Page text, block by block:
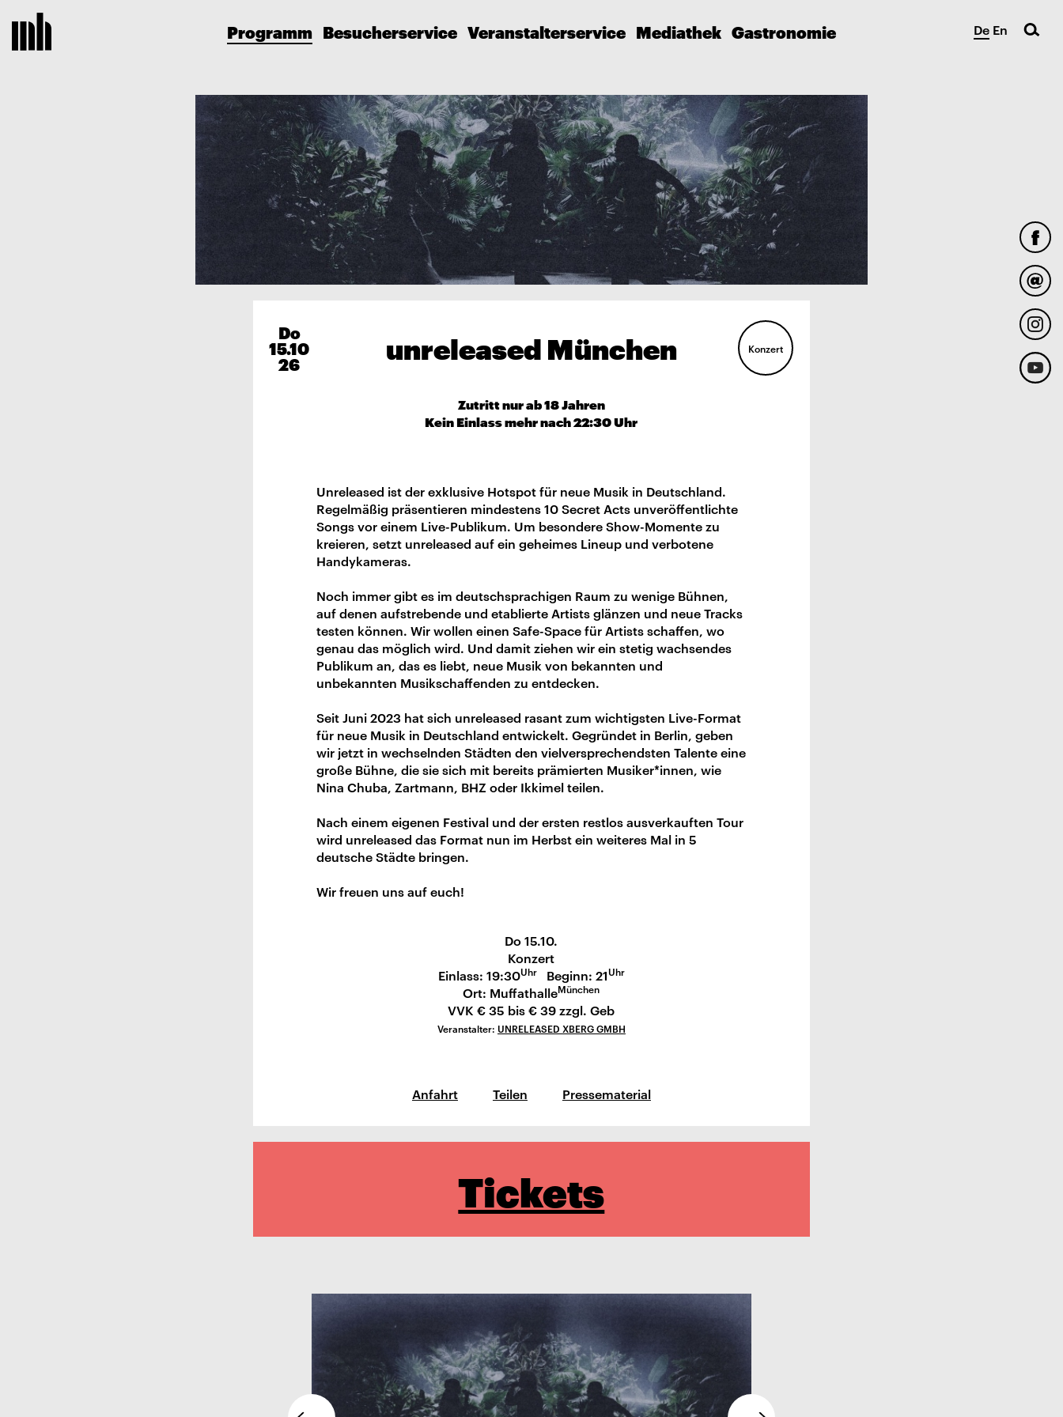
De En
Programm Besucherservice Veranstalterservice Mediathek Gastronomie
Do
15.10
26 unreleased München Konzert
Zutritt nur ab 18 Jahren
Kein Einlass mehr nach 22:30 Uhr
Unreleased ist der exklusive Hotspot für neue Musik in Deutschland.
Regelmäßig präsentieren mindestens 10 Secret Acts unveröffentlichte
Songs vor einem Live-Publikum. Um besondere Show-Momente zu
kreieren, setzt unreleased auf ein geheimes Lineup und verbotene
Handykameras.
Noch immer gibt es im deutschsprachigen Raum zu wenige Bühnen,
auf denen aufstrebende und etablierte Artists glänzen und neue Tracks
testen können. Wir wollen einen Safe-Space für Artists schaffen, wo
genau das möglich wird. Und damit ziehen wir ein stetig wachsendes
Publikum an, das es liebt, neue Musik von bekannten und
unbekannten Musikschaffenden zu entdecken.
Seit Juni 2023 hat sich unreleased rasant zum wichtigsten Live-Format
für neue Musik in Deutschland entwickelt. Gegründet in Berlin, geben
wir jetzt in wechselnden Städten den vielversprechendsten Talente eine
große Bühne, die sie sich mit bereits prämierten Musiker*innen, wie
Nina Chuba, Zartmann, BHZ oder Ikkimel teilen.
Nach einem eigenen Festival und der ersten restlos ausverkauften Tour
wird unreleased das Format nun im Herbst ein weiteres Mal in 5
deutsche Städte bringen.
Wir freuen uns auf euch!
Do 15.10.
Konzert
Einlass: 19:30UhrBeginn: 21Uhr
Ort: MuffathalleMünchen
VVK € 35 bis € 39 zzgl. Geb
Veranstalter: UNRELEASED XBERG GMBH
Anfahrt Teilen Pressematerial
Tickets